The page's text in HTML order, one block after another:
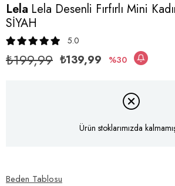
Lela Lela Desenli Fırfırlı Mini
SİYAH
5.0
₺199,99 ₺139,99 30
Ürün stoklarımızda
Beden Tablosu